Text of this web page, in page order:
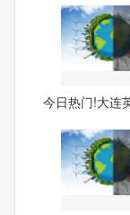
今日热门!大连